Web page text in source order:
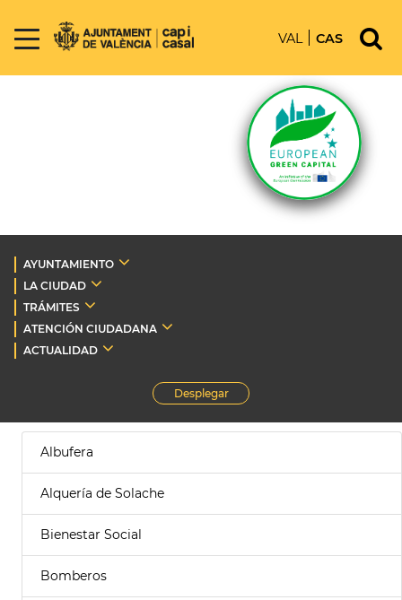
VAL CAS
AYUNTAMIENTO
LA CIUDAD
TRÁMITES
ATENCIÓN CIUDADANA
ACTUALIDAD
Desplegar
Albufera
Alquería de Solache
Bienestar Social
Bomberos